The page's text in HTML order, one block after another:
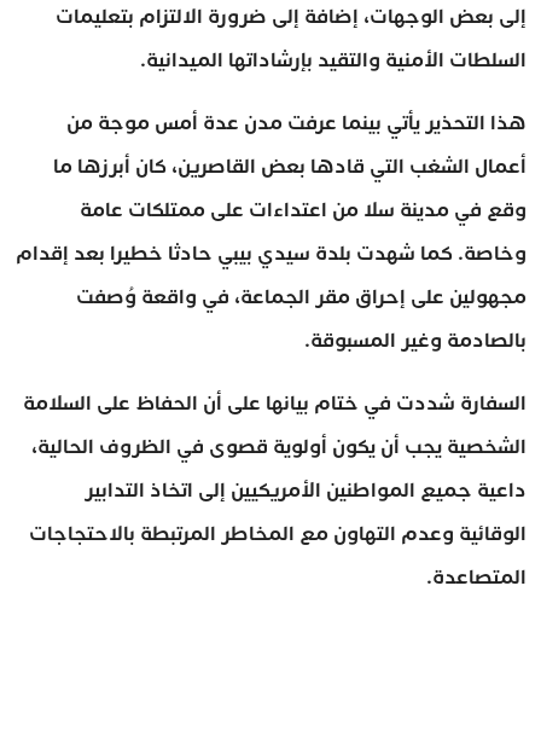
إلى بعض الوجهات، إضافة إلى ضرورة الالتزام بتعليمات
السلطات الأمنية والتقيد بإرشاداتها الميدانية.
هذا التحذير يأتي بينما عرفت مدن عدة أمس موجة من
أعمال الشغب التي قادها بعض القاصرين، كان أبرزها ما
وقع في مدينة سلا من اعتداءات على ممتلكات عامة
وخاصة. كما شهدت بلدة سيدي بيبي حادثا خطيرا بعد إقدام
مجهولين على إحراق مقر الجماعة، في واقعة وُصفت
بالصادمة وغير المسبوقة.
السفارة شددت في ختام بيانها على أن الحفاظ على السلامة
الشخصية يجب أن يكون أولوية قصوى في الظروف الحالية،
داعية جميع المواطنين الأمريكيين إلى اتخاذ التدابير
الوقائية وعدم التهاون مع المخاطر المرتبطة بالاحتجاجات
المتصاعدة.